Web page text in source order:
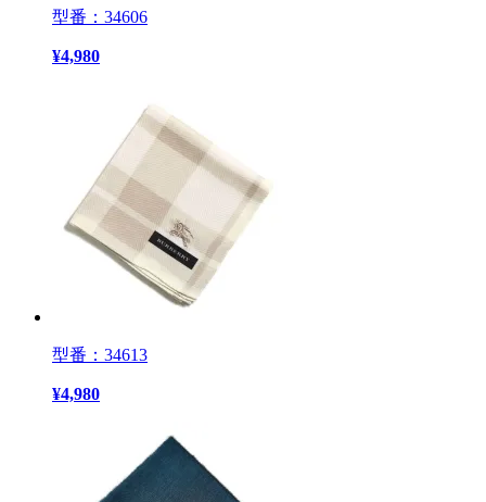
型番：34606
¥4,980
型番：34613
¥4,980